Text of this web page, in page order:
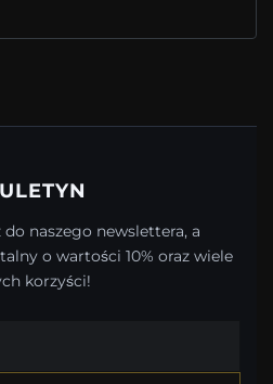
do naszego newslettera, a
o wartości 10% oraz wiele
korzyści!